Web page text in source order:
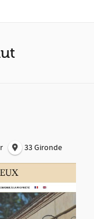
33 Gironde